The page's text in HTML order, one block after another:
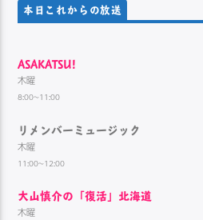
本日これからの放送
ASAKATSU!
木曜
8:00~11:00
リメンバーミュージック
木曜
11:00~12:00
大山慎介の「復活」北海道
木曜